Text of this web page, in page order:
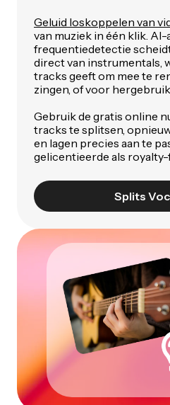
Geluid loskoppelen van
van muziek in één klik.
frequentiedetectie
direct van instrumentals,
tracks geeft om mee te
zingen, of voor
Gebruik de gratis online
tracks te splitsen,
en lagen precies aan te
gelicentieerde als
Splits